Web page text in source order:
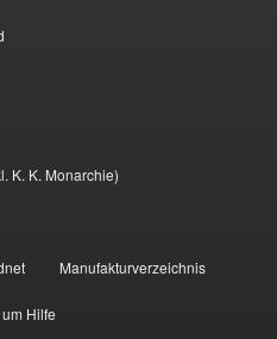
K. K. Monarchie)
Manufakturverzeichnis
Hilfe